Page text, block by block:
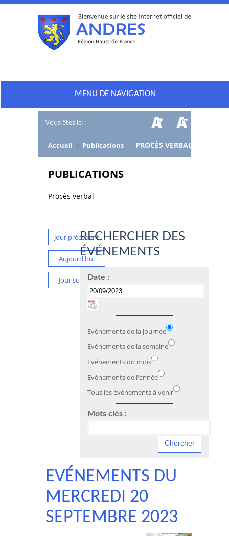
MENU DE NAVIGATION
Vous êtes ici :
Accueil / Publications PROCÈS VERBAL
PUBLICATIONS
Procès verbal
Jour précédent
Aujourd'hui
Jour suivant
RECHERCHER DES
ÉVÉNEMENTS
Date :
Evénements de la journée
Evénements de la semaine
Evénements du mois
Evénements de l'année
Tous les événements à venir
Mots clés :
EVÉNEMENTS DU
MERCREDI 20
SEPTEMBRE 2023